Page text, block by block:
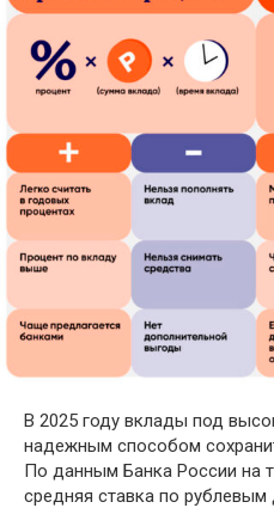
В 2025 году вклады под
надежным способом
По данным Банка России на
средняя ставка по рублевым